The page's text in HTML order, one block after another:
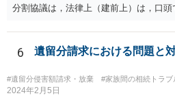
分割協議は，法律上（建前上）は，口
ん。 また，不動産の名義を移転するた
名捺印を得る必要があります。 したが
の遺産分割協議が有効に成立している
難と思われます。 「ＡＢＣ間の遺産分
死亡し，二次相続が発生した」という前
6 遺留分請求における問題と
#遺留分侵害額請求・放棄 #家族間の相続トラブ
2024年2月5日